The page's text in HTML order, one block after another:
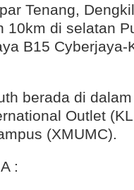
Tenang,
10km di selatan
B15 Cyberjaya-
berada di
Outlet
(XMUMC).
: